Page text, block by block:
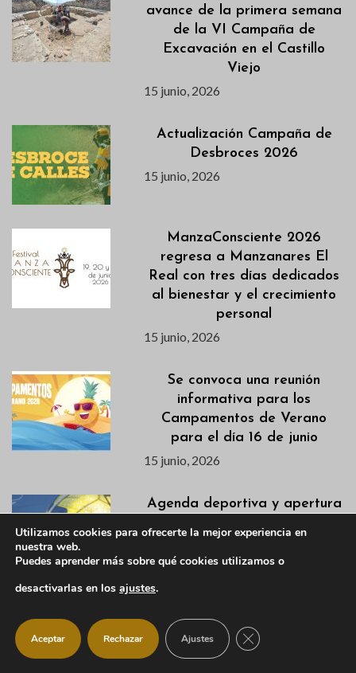
avance de la primera semana
de la VI Campaña de
Excavación en el Castillo
Viejo
15 junio, 2026
Actualización Campaña de
Desbroces 2026
15 junio, 2026
ManzaConsciente 2026
regresa a Manzanares El
Real con tres días dedicados
al bienestar y el crecimiento
personal
15 junio, 2026
Se convoca una reunión
informativa para los
Campamentos de Verano
para el día 16 de junio
15 junio, 2026
Agenda deportiva y apertura
al 14 de junio
12 junio, 2026
Actividades Culturales para el
próximo curso 2026-2027
Utilizamos cookies para ofrecerte la mejor experiencia en
nuestra web.
Puedes aprender más sobre qué cookies utilizamos o
desactivarlas en los ajustes.
Aceptar Rechazar Ajustes CERRAR EL